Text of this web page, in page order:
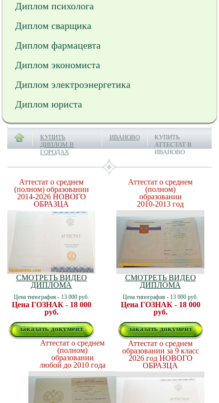
Диплом психолога
Диплом сварщика
Диплом фармацевта
Диплом экономиста
Диплом электроэнергетика
Диплом юриста
КУПИТЬ
ДИПЛОМ В
ГОРОДАХ
ИВАНОВО
КУПИТЬ
АТТЕСТАТ В
ИВАНОВО
Аттестат о среднем
(полном) образовании
2014-2026 НОВОГО
ОБРАЗЦА
СМОТРЕТЬ ВИДЕО
ДИПЛОМА
Цена типография - 13 000 руб.
Цена ГОЗНАК - 18 000
руб.
заказать документ
Аттестат о среднем
(полном)
образовании
2010-2013 год
СМОТРЕТЬ ВИДЕО
ДИПЛОМА
Цена типография - 13 000 руб.
Цена ГОЗНАК - 18 000
руб.
заказать документ
Аттестат о среднем
(полном)
образовании
любой до 2010 года
Аттестат о среднем
образовании за 9 класс
2026 год НОВОГО
ОБРАЗЦА